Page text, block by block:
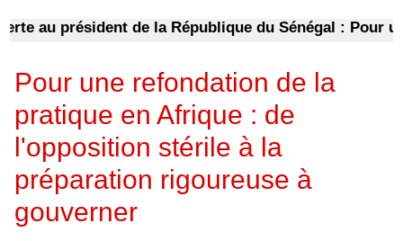
président de la République du Sénégal : Pour une
Pour une refondation de la
pratique en Afrique : de
l'opposition stérile à la
préparation rigoureuse à
gouverner